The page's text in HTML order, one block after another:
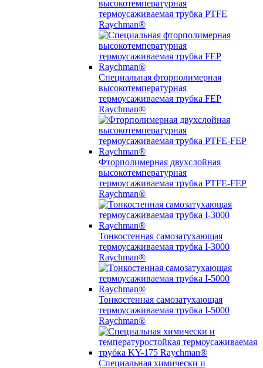
высокотемпературная
термоусаживаемая трубка PTFE
Raychman®
Специальная фторполимерная
высокотемпературная
термоусаживаемая трубка FEP
Raychman®
Фторполимерная двухслойная
высокотемпературная
термоусаживаемая трубка PTFE-FEP
Raychman®
Тонкостенная самозатухающая
термоусаживаемая трубка I-3000
Raychman®
Тонкостенная самозатухающая
термоусаживаемая трубка I-5000
Raychman®
Специальная химически и